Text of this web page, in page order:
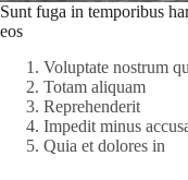
Sunt fuga in temporibus
eos
Voluptate nostrum
Totam aliquam
Reprehenderit
Impedit minus
Quia et dolores in